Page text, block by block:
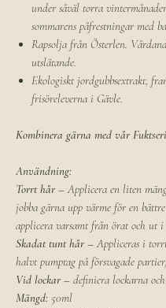
under såväl torra
sommarens påfrestningar med
Rapsolja från Österlen.
utslätande.
Ekologiskt jordgubbsextrakt,
frisöreleverna i Gävle.
Kombinera gärna med vår
Användning:
Torrt hår – Applicera en liten
jobba gärna upp värme för en
applicera varsamt från örat och ut i
Skadat tunt hår – Appliceras i
halvt pumptag på försvagade
Vid lockar – definiera lockarna
Mängd: 50ml